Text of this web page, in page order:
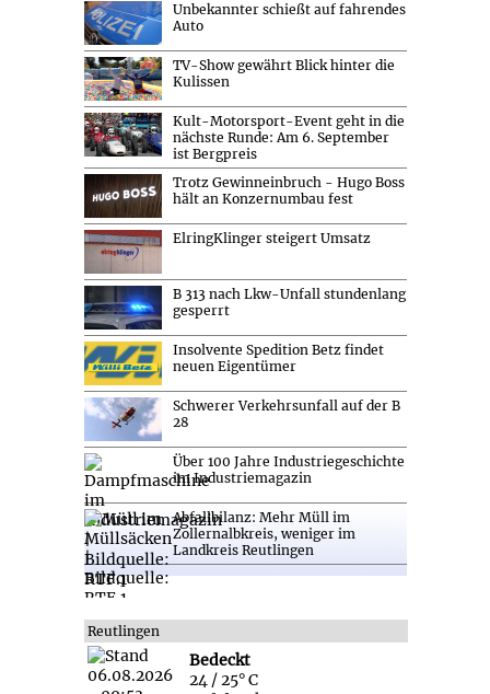
Unbekannter schießt auf fahrendes
Auto
TV-Show gewährt Blick hinter die
Kulissen
Kult-Motorsport-Event geht in die
nächste Runde: Am 6. September
ist Bergpreis
Trotz Gewinneinbruch - Hugo Boss
hält an Konzernumbau fest
ElringKlinger steigert Umsatz
B 313 nach Lkw-Unfall stundenlang
gesperrt
Insolvente Spedition Betz findet
neuen Eigentümer
Schwerer Verkehrsunfall auf der B
28
Über 100 Jahre Industriegeschichte
im Industriemagazin
Abfallbilanz: Mehr Müll im
Zollernalbkreis, weniger im
Landkreis Reutlingen
Reutlingen
Bedeckt
24 / 25° C